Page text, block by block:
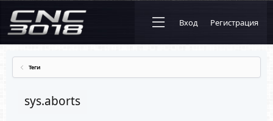
Вход Регистрация
Теги
sys.aborts